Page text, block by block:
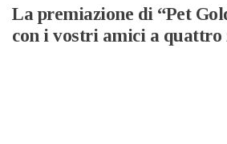
La premiazione di “Pet
con i vostri amici a quattro